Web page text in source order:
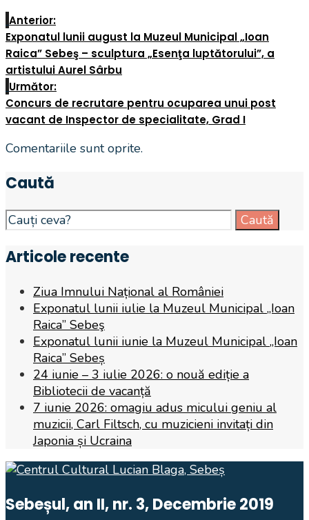
Anterior:
Exponatul lunii august la Muzeul Municipal „Ioan
Raica” Sebeş – sculptura „Esenţa luptătorului”, a
artistului Aurel Sârbu
Următor:
Concurs de recrutare pentru ocuparea unui post
vacant de Inspector de specialitate, Grad I
Comentariile sunt oprite.
Caută
Search
for:
Caută
Articole recente
Ziua Imnului Național al României
Exponatul lunii iulie la Muzeul Municipal „Ioan
Raica” Sebeş
Exponatul lunii iunie la Muzeul Municipal „Ioan
Raica” Sebeș
24 iunie – 3 iulie 2026: o nouă ediție a
Bibliotecii de vacanță
7 iunie 2026: omagiu adus micului geniu al
muzicii, Carl Filtsch, cu muzicieni invitați din
Japonia și Ucraina
Sebeșul, an II, nr. 3, Decembrie 2019